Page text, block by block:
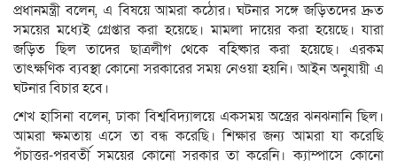
প্রধানমন্ত্রী বলেন, এ বিষয়ে আমরা কঠোর। ঘটনার সঙ্গে জড়িতদের দ্রুত
সময়ের মধ্যেই গ্রেপ্তার করা হয়েছে। মামলা দায়ের করা হয়েছে। যারা
জড়িত ছিল তাদের ছাত্রলীগ থেকে বহিষ্কার করা হয়েছে। এরকম
তাৎক্ষণিক ব্যবস্থা কোনো সরকারের সময় নেওয়া হয়নি। আইন অনুযায়ী এ
ঘটনার বিচার হবে।
শেখ হাসিনা বলেন, ঢাকা বিশ্ববিদ্যালয়ে একসময় অস্ত্রের ঝনঝনানি ছিল।
আমরা ক্ষমতায় এসে তা বন্ধ করেছি। শিক্ষার জন্য আমরা যা করেছি
পঁচাত্তর-পরবর্তী সময়ের কোনো সরকার তা করেনি। ক্যাম্পাসে কোনো